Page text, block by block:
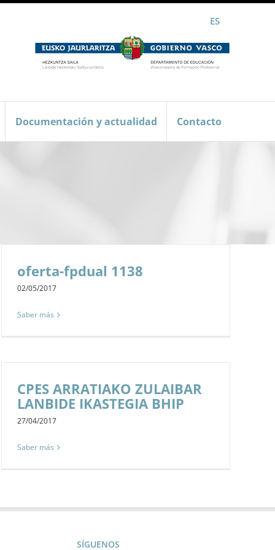
ES
Documentación y actualidad Contacto
oferta-fpdual 1138
02/05/2017
Saber más
CPES ARRATIAKO ZULAIBAR
LANBIDE IKASTEGIA BHIP
27/04/2017
Saber más
SÍGUENOS